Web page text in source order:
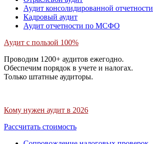
Аудит консолидированной отчетности
Кадровый аудит
Аудит отчетности по МСФО
Аудит с пользой 100%
Проводим 1200+ аудитов ежегодно.
Обеспечим порядок в учете и налогах.
Только штатные аудиторы.
Кому нужен аудит в 2026
Рассчитать стоимость